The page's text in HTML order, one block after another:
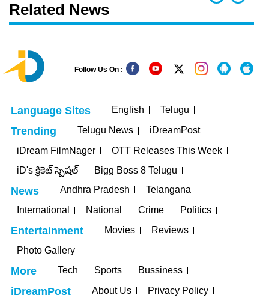
Related News
Follow Us On :
Language Sites English Telugu
Trending Telugu News
iDreamPost
iDream FilmNager
OTT Releases This Week
iD's క్రికెట్ స్పెషల్
Bigg Boss 8 Telugu
News Andhra Pradesh
Telangana
International
National Crime Politics
Entertainment Movies
Reviews
Photo Gallery
More Tech Sports Bussiness
iDreamPost About Us Privacy Policy